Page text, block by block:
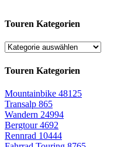
Touren Kategorien
Touren Kategorien
Mountainbike 48125
Transalp 865
Wandern 24994
Bergtour4692
Rennrad 10444